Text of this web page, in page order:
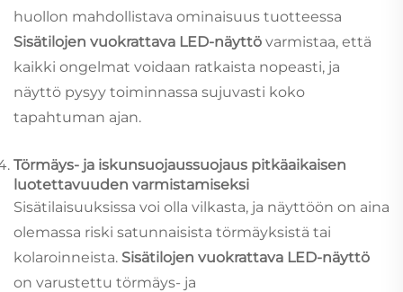
huollon mahdollistava ominaisuus tuotteessa
Sisätilojen vuokrattava LED-näyttö varmistaa, että
kaikki ongelmat voidaan ratkaista nopeasti, ja
näyttö pysyy toiminnassa sujuvasti koko
tapahtuman ajan.
Törmäys- ja iskunsuojaussuojaus pitkäaikaisen
luotettavuuden varmistamiseksi
Sisätilaisuuksissa voi olla vilkasta, ja näyttöön on aina
olemassa riski satunnaisista törmäyksistä tai
kolaroinneista. Sisätilojen vuokrattava LED-näyttö
on varustettu törmäys- ja